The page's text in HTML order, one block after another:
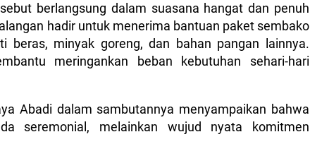
berlangsung dalam suasana hangat dan penuh
hadir untuk menerima bantuan paket sembako
beras, minyak goreng, dan bahan pangan lainnya.
meringankan beban kebutuhan sehari-hari
Abadi dalam sambutannya menyampaikan bahwa
seremonial, melainkan wujud nyata komitmen